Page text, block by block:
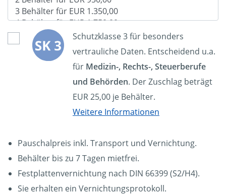
Schutzklasse 3 für besonders
vertrauliche Daten. Entscheidend u.a.
für Medizin-, Rechts-, Steuerberufe
und Behörden. Der Zuschlag beträgt
EUR 25,00 je Behälter.
Weitere Informationen
Pauschalpreis inkl. Transport und Vernichtung.
Behälter bis zu 7 Tagen mietfrei.
Festplattenvernichtung nach DIN 66399 (S2/H4).
Sie erhalten ein Vernichtungsprotokoll.